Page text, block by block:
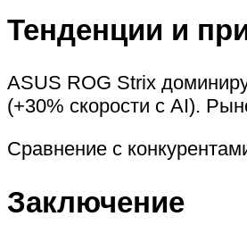
Тенденции и
ASUS ROG Strix
(+30% скорости с AI).
Сравнение с
Заключение